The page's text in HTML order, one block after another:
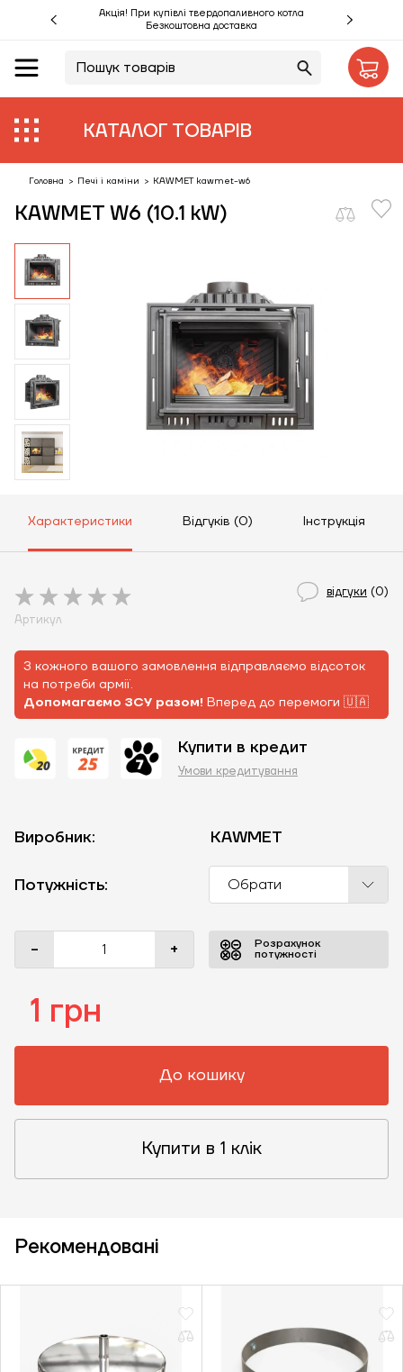
Акція! При купівлі твердопаливного котла
Безкоштовна доставка
КАТАЛОГ ТОВАРІВ
Акції %
Виробники
Об'єкти
Монтаж
Клієнтам
Статті
Контакти
Головна > Печі і каміни > KAWMET kawmet-w6
KAWMET W6 (10.1 kW)
Характеристики Відгуків (0) Інструкція
відгуки (0)
Артикул
З кожного вашого замовлення відправляємо відсоток
на потреби армії.
Допомагаємо ЗСУ разом! Вперед до перемоги 🇺🇦
Купити в кредит
Умови кредитування
Виробник: KAWMET
Потужність: Обрати
- +
Розрахунок
потужності
1 грн
До кошику
Купити в 1 клік
Рекомендовані